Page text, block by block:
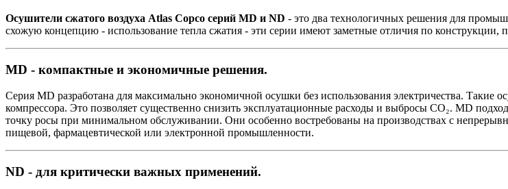
Осушители сжатого воздуха Atlas Copco серий MD и ND - это два технологичных решения для
схожую концепцию - использование тепла сжатия - эти серии имеют заметные отличия по конструкции,
MD - компактные и экономичные решения.
Серия MD разработана для максимально экономичной осушки без использования электричества. Такие
компрессора. Это позволяет существенно снизить эксплуатационные расходы и выбросы CO₂. MD
точку росы при минимальном обслуживании. Они особенно востребованы на производствах с
пищевой, фармацевтической или электронной промышленности.
ND - для критически важных применений.